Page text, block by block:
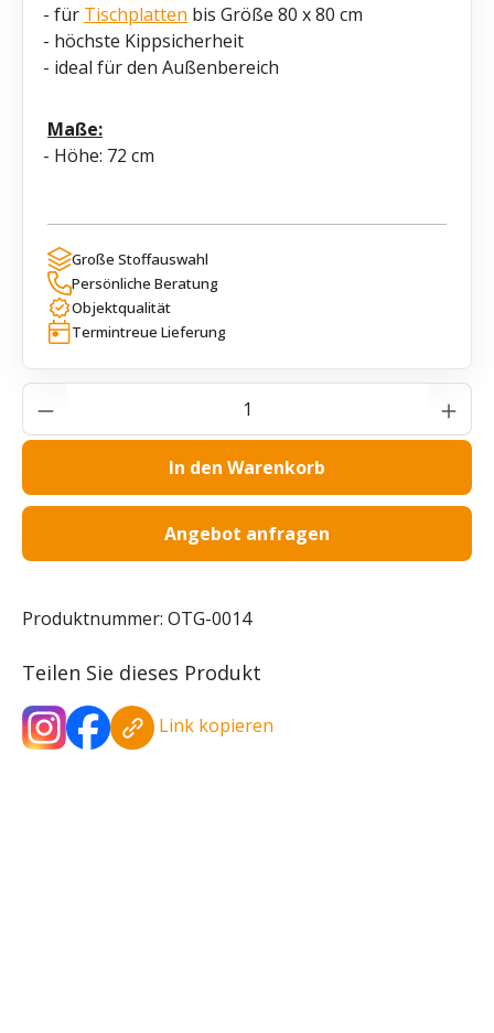
- für Tischplatten bis Größe 80 x 80 cm
- höchste Kippsicherheit
- ideal für den Außenbereich
Maße:
- Höhe: 72 cm
Große Stoffauswahl
Persönliche Beratung
Objektqualität
Termintreue Lieferung
Produkt Anzahl: Gib den gewünschten
In den Warenkorb
Angebot anfragen
Produktnummer: OTG-0014
Teilen Sie dieses Produkt
Link kopieren